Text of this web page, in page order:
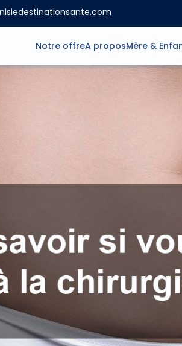
Notre offreA proposMère &